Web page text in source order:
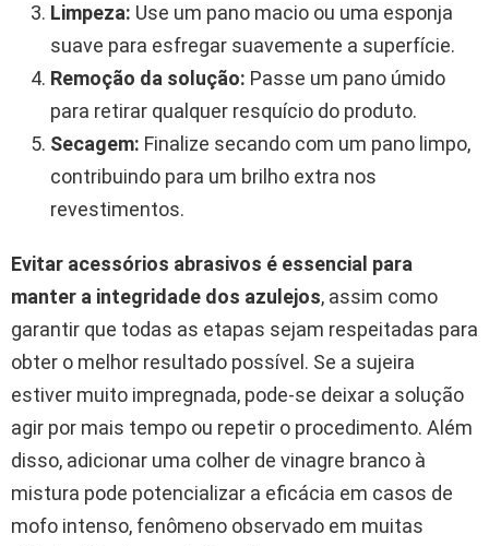
Limpeza: Use um pano macio ou uma esponja
suave para esfregar suavemente a superfície.
Remoção da solução: Passe um pano úmido
para retirar qualquer resquício do produto.
Secagem: Finalize secando com um pano limpo,
contribuindo para um brilho extra nos
revestimentos.
Evitar acessórios abrasivos é essencial para
manter a integridade dos azulejos, assim como
garantir que todas as etapas sejam respeitadas para
obter o melhor resultado possível. Se a sujeira
estiver muito impregnada, pode-se deixar a solução
agir por mais tempo ou repetir o procedimento. Além
disso, adicionar uma colher de vinagre branco à
mistura pode potencializar a eficácia em casos de
mofo intenso, fenômeno observado em muitas